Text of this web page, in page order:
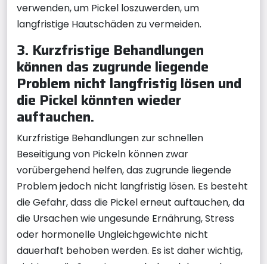
verwenden, um Pickel loszuwerden, um
langfristige Hautschäden zu vermeiden.
3. Kurzfristige Behandlungen
können das zugrunde liegende
Problem nicht langfristig lösen und
die Pickel könnten wieder
auftauchen.
Kurzfristige Behandlungen zur schnellen
Beseitigung von Pickeln können zwar
vorübergehend helfen, das zugrunde liegende
Problem jedoch nicht langfristig lösen. Es besteht
die Gefahr, dass die Pickel erneut auftauchen, da
die Ursachen wie ungesunde Ernährung, Stress
oder hormonelle Ungleichgewichte nicht
dauerhaft behoben werden. Es ist daher wichtig,